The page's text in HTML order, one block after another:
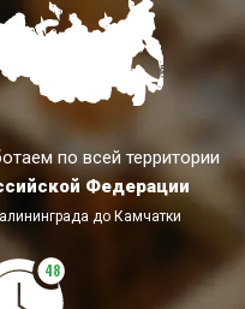
по всей территории
Федерации
до Камчатки
48